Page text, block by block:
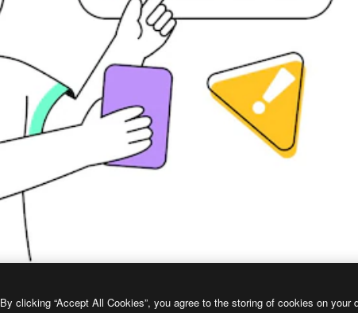
By clicking “Accept All Cookies”, you agree to the storing of cookies on your